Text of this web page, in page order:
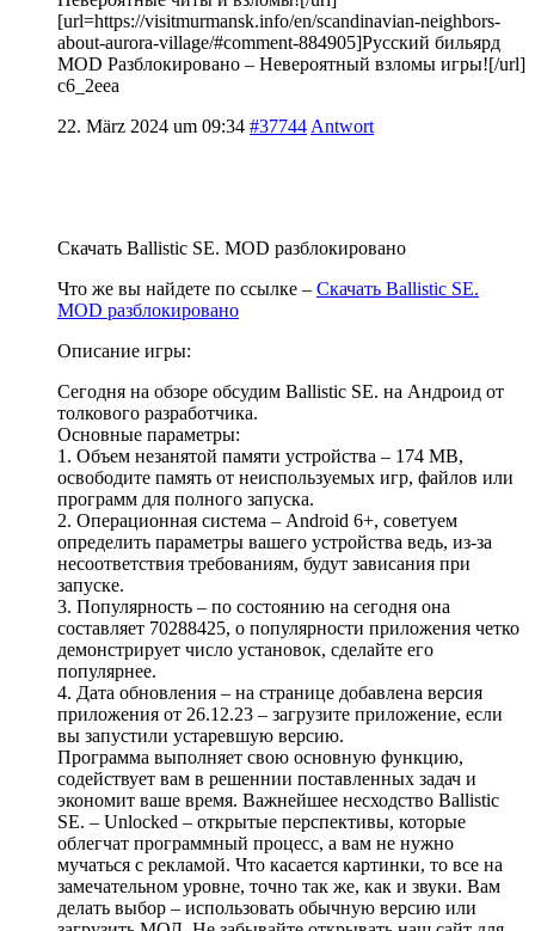
[url=https://visitmurmansk.info/en/scandinavian-neighbors-
about-aurora-village/#comment-884905]Русский бильярд
MOD Разблокировано – Невероятный взломы игры![/url]
c6_2eea
22. März 2024 um 09:34 #37744 Antwort
Скачать Ballistic SE. MOD разблокировано
Что же вы найдете по ссылке – Скачать Ballistic SE.
MOD разблокировано
Описание игры:
Сегодня на обзоре обсудим Ballistic SE. на Андроид от
толкового разработчика.
Основные параметры:
1. Объем незанятой памяти устройства – 174 MB,
освободите память от неиспользуемых игр, файлов или
программ для полного запуска.
2. Операционная система – Android 6+, советуем
определить параметры вашего устройства ведь, из-за
несоответствия требованиям, будут зависания при
запуске.
3. Популярность – по состоянию на сегодня она
составляет 70288425, о популярности приложения четко
демонстрирует число установок, сделайте его
популярнее.
4. Дата обновления – на странице добавлена версия
приложения от 26.12.23 – загрузите приложение, если
вы запустили устаревшую версию.
Программа выполняет свою основную функцию,
содействует вам в решеннии поставленных задач и
экономит ваше время. Важнейшее несходство Ballistic
SE. – Unlocked – открытые перспективы, которые
облегчат программный процесс, а вам не нужно
мучаться с рекламой. Что касается картинки, то все на
замечательном уровне, точно так же, как и звуки. Вам
делать выбор – использовать обычную версию или